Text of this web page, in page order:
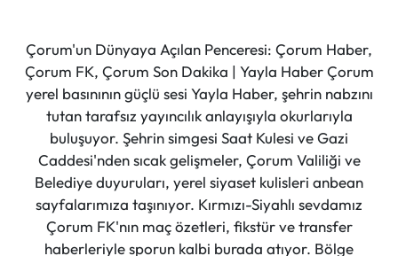
Çorum'un Dünyaya Açılan Penceresi: Çorum Haber,
Çorum FK, Çorum Son Dakika | Yayla Haber Çorum
yerel basınının güçlü sesi Yayla Haber, şehrin nabzını
tutan tarafsız yayıncılık anlayışıyla okurlarıyla
buluşuyor. Şehrin simgesi Saat Kulesi ve Gazi
Caddesi'nden sıcak gelişmeler, Çorum Valiliği ve
Belediye duyuruları, yerel siyaset kulisleri anbean
sayfalarımıza taşınıyor. Kırmızı-Siyahlı sevdamız
Çorum FK'nın maç özetleri, fikstür ve transfer
haberleriyle sporun kalbi burada atıyor. Bölge